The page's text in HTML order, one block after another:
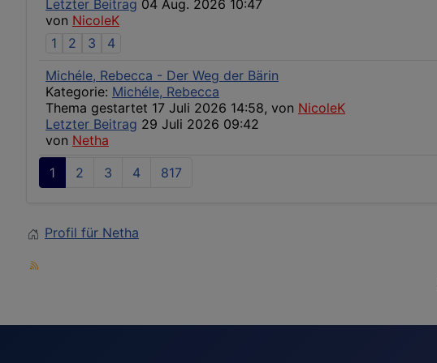
Letzter Beitrag 04 Aug. 2026 10:47
von NicoleK
1
2 3
4
Michéle, Rebecca - Der Weg der Bärin
Kategorie: Michéle, Rebecca
Thema gestartet 17 Juli 2026 14:58, von NicoleK
Letzter Beitrag 29 Juli 2026 09:42
von Netha
1
2 3 4 817
Profil für Netha